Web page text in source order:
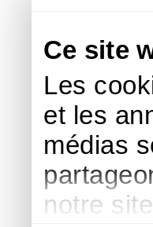
Ce site
Les
et les
médias
notre